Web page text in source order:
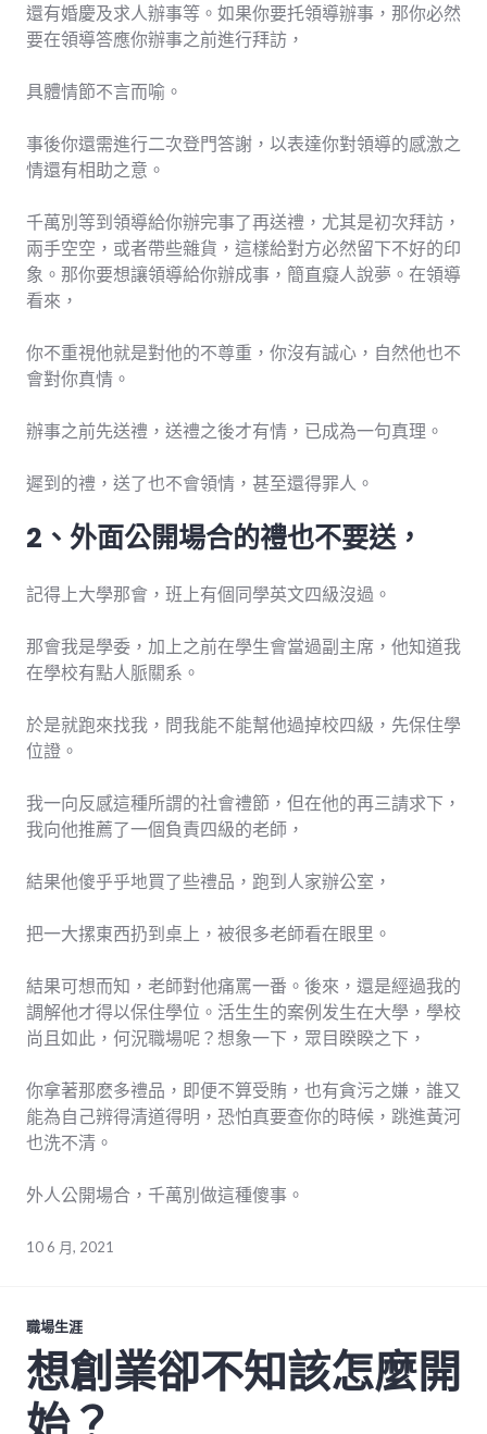
還有婚慶及求人辦事等。如果你要托領導辦事，那你必然
要在領導答應你辦事之前進行拜訪，
具體情節不言而喻。
事後你還需進行二次登門答謝，以表達你對領導的感激之
情還有相助之意。
千萬別等到領導給你辦完事了再送禮，尤其是初次拜訪，
兩手空空，或者帶些雜貨，這樣給對方必然留下不好的印
象。那你要想讓領導給你辦成事，簡直癡人說夢。在領導
看來，
你不重視他就是對他的不尊重，你沒有誠心，自然他也不
會對你真情。
辦事之前先送禮，送禮之後才有情，已成為一句真理。
遲到的禮，送了也不會領情，甚至還得罪人。
2、外面公開場合的禮也不要送，
記得上大學那會，班上有個同學英文四級沒過。
那會我是學委，加上之前在學生會當過副主席，他知道我
在學校有點人脈關系。
於是就跑來找我，問我能不能幫他過掉校四級，先保住學
位證。
我一向反感這種所謂的社會禮節，但在他的再三請求下，
我向他推薦了一個負責四級的老師，
結果他傻乎乎地買了些禮品，跑到人家辦公室，
把一大摞東西扔到桌上，被很多老師看在眼里。
結果可想而知，老師對他痛罵一番。後來，還是經過我的
調解他才得以保住學位。活生生的案例发生在大學，學校
尚且如此，何況職場呢？想象一下，眾目睽睽之下，
你拿著那麽多禮品，即便不算受賄，也有貪污之嫌，誰又
能為自己辨得清道得明，恐怕真要查你的時候，跳進黃河
也洗不清。
外人公開場合，千萬別做這種傻事。
10 6 月, 2021
職場生涯
想創業卻不知該怎麼開